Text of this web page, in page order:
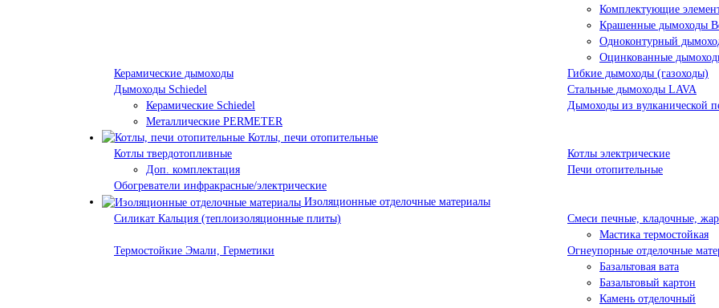
Комплектующие
Крашенные дымоходы
Одноконтурный
Оцинкованные
Керамические дымоходы
Гибкие дымоходы (газоходы)
Дымоходы Schiedel
Керамические Schiedel
Металлические PERMETER
Стальные дымоходы LAVA
Дымоходы из вулканической
Котлы, печи отопительные
Котлы твердотопливные
Доп. комплектация
Котлы электрические
Печи отопительные
Обогреватели инфракрасные/электрические
Изоляционные отделочные материалы
Силикат Кальция (теплоизоляционные плиты)
Смеси печные, кладочные,
Мастика термостойкая
Термостойкие Эмали, Герметики
Огнеупорные отделочные
Базальтовая вата
Базальтовый картон
Камень отделочный